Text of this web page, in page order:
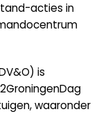
acties in
is
waaronder